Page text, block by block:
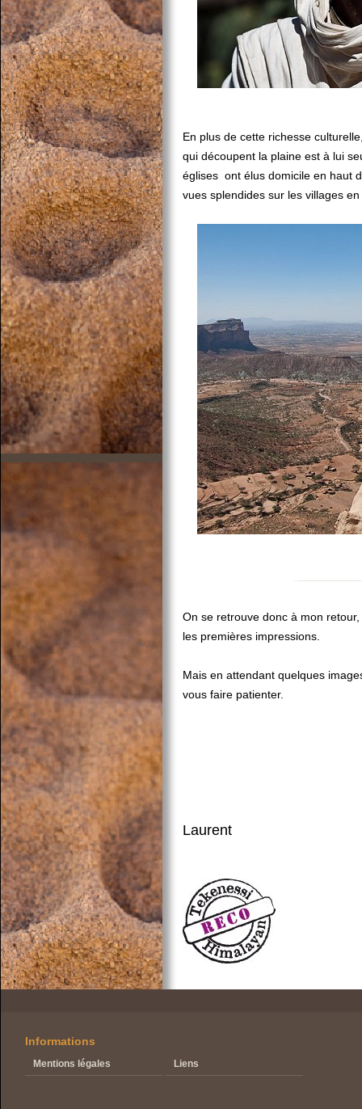
En plus de cette richesse
qui découpent la plaine est à lui
églises ont élus domicile en haut
vues splendides sur les villages
On se retrouve donc à mon
les premières impressions.
Mais en attendant quelques
vous faire patienter.
Laurent
Informations
Mentions légales Liens